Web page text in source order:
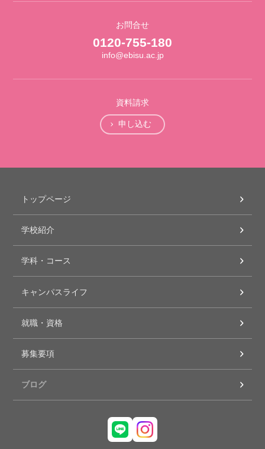
お問合せ
0120-755-180
info@ebisu.ac.jp
資料請求
申し込む
トップページ
学校紹介
学科・コース
キャンパスライフ
就職・資格
募集要項
ブログ